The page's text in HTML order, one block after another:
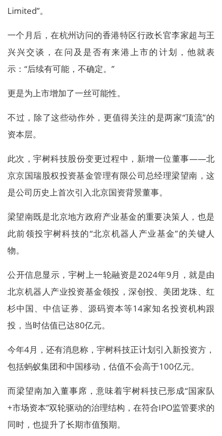
Limited”。
一个月后，在杭州访问的香港特区行政长官李家超与王
兴兴交谈，在问及是否有来港上市的计划，他就表
示：“后续有可能，不确定。”
更是为上市增加了一丝可能性。
不过，除了这些动作外，更值得关注的是两家“顶流”的
资本层。
此次，宇树科技股份变更过程中，新增一位董事——北
京京国瑞股权投资基金管理有限公司总经理梁望南，这
是公司历史上首次引入北京国资背景董事。
梁望南既是北京地方政府产业基金的重要决策人，也是
此前领投宇树科技的“北京机器人产业基金”的关键人
物。
公开信息显示，宇树上一轮融资是2024年9月，就是由
北京机器人产业投资基金领投，深创投、美团龙珠、红
杉中国、中信证券、源码资本等14家知名投资机构跟
投，当时估值已达80亿元。
今年4月，还有消息称，宇树科技正计划引入新投资方，
包括蚂蚁集团和中国移动，估值不会高于100亿元。
而梁望南加入董事席，意味着宇树科技已形成“国家队
+市场资本”双轮驱动的治理结构，在符合IPO监管要求的
同时，也提升了长期市值预期。